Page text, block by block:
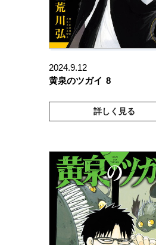
2024.9.12
黄泉のツガイ 8
詳しく見る